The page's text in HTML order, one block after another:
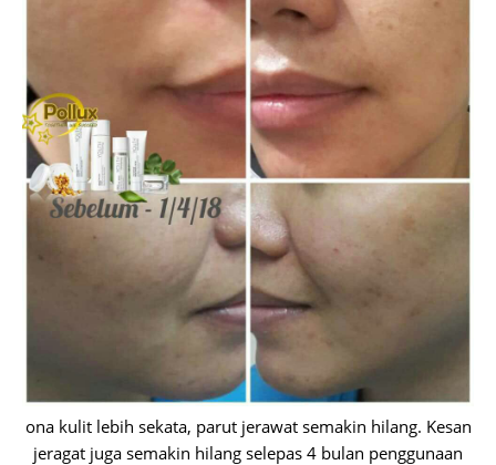
ona kulit lebih sekata, parut jerawat semakin hilang. Kesan
jeragat juga semakin hilang selepas 4 bulan penggunaan